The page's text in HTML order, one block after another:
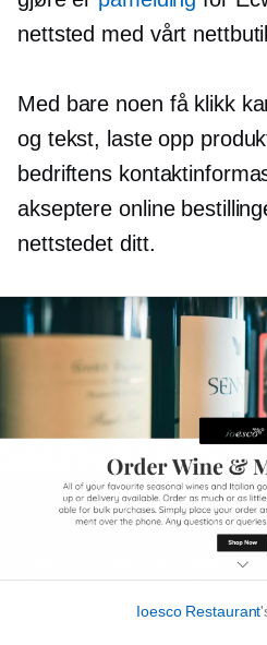
nettsted med vårt
Med bare noen få klikk
og tekst, laste opp
bedriftens
akseptere online
nettstedet ditt.
Ioesco Restaurant